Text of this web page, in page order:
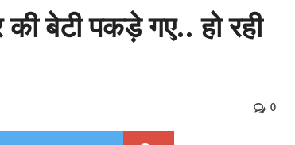
बेटी पकड़े गए.. हो रही
0